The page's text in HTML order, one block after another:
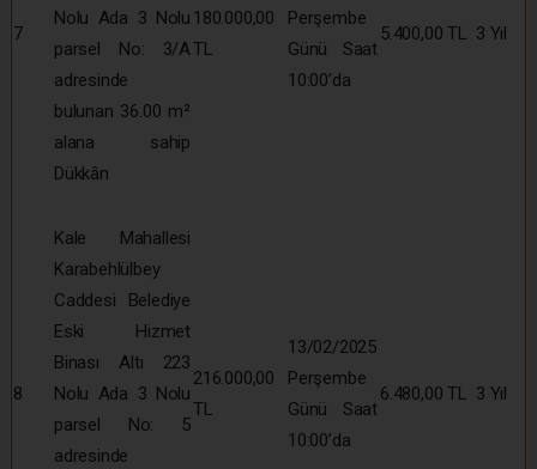
7
Nolu Ada 3 Nolu
parsel No: 3/A
adresinde
bulunan 36.00 m²
alana sahip
Dükkân
180.000,00
TL
Perşembe
Günü Saat
10:00’da
5.400,00 TL 3 Yıl
8
Kale Mahallesi
Karabehlülbey
Caddesi Belediye
Eski Hizmet
Binası Altı 223
Nolu Ada 3 Nolu
parsel No: 5
adresinde
216.000,00
TL
13/02/2025
Perşembe
Günü Saat
10:00’da
6.480,00 TL 3 Yıl